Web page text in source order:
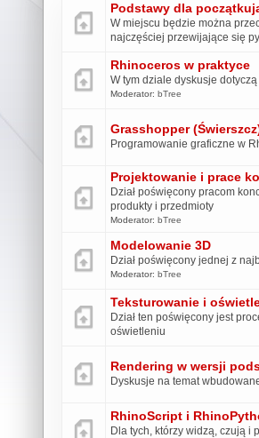
Podstawy dla
W miejscu będzie można
najczęściej przewijające się
Rhinoceros w praktyce
W tym dziale dyskusje
Moderator: bTree
Grasshopper
Programowanie graficzne w
Projektowanie i prace
Dział poświęcony pracom
produkty i przedmioty
Moderator: bTree
Modelowanie 3D
Dział poświęcony jednej z
Moderator: bTree
Teksturowanie i
Dział ten poświęcony jest
oświetleniu
Rendering w wersji
Dyskusje na temat
RhinoScript i
Dla tych, którzy widzą, czują i